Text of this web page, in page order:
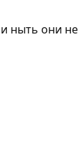
ныть они